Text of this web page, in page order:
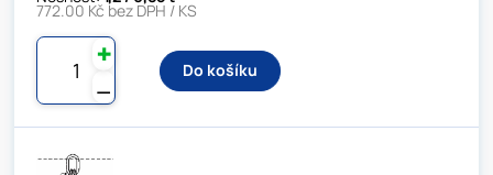
772.00 Kč bez DPH / KS
⚊
✚
Do košíku